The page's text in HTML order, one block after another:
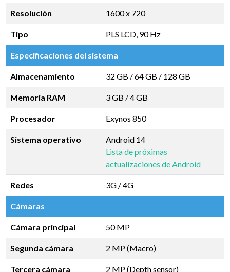
Resolución 1600 x 720
Tipo PLS LCD, 90 Hz
Especificaciones del sistema
Almacenamiento 32 GB /64 GB / 128 GB
Memoria RAM 3 GB /4 GB
Procesador Exynos 850
Sistema operativo
Android 14
Lista de próximas
actualizaciones de Android
Redes 3G / 4G
Cámaras
Cámara principal 50 MP
Segunda cámara 2 MP (Macro)
Tercera cámara 2 MP (Depth sensor)